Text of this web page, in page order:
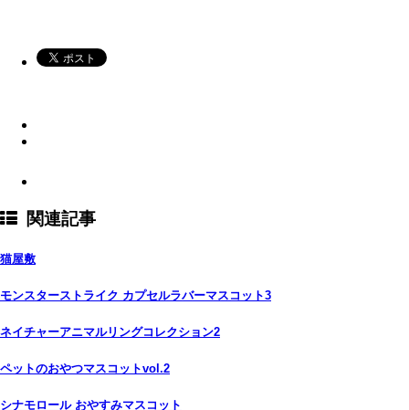
関連記事
猫屋敷
モンスターストライク カプセルラバーマスコット3
ネイチャーアニマルリングコレクション2
ペットのおやつマスコットvol.2
シナモロール おやすみマスコット